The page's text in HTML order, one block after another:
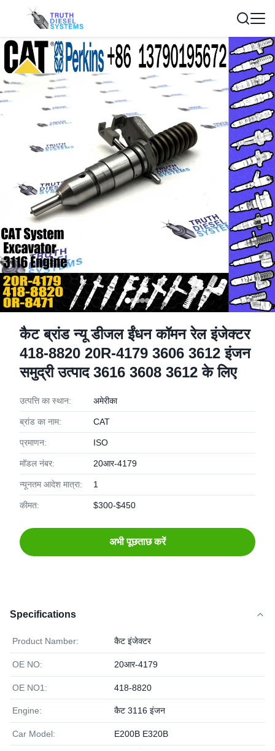
कैट ब्रांड न्यू डीजल ईंधन कॉमन रेल इंजेक्टर
418-8820 20R-4179 3606 3612 इंजन
समुद्री उत्पाद 3616 3608 3612 के लिए
उत्पत्ति का स्थान: अमेरीका
ब्रांड का नाम: CAT
प्रमाणन: ISO
मॉडल नंबर: 20आर-4179
न्यूनतम आदेश मात्रा: 1
कीमत: $300-$450
अभी पूछताछ करें
Specifications
Product Namber: कैट इंजेक्टर
OE NO: 20आर-4179
OE NO1: 418-8820
Engine: कैट 3116 इंजन
Car Model: E200B E320B